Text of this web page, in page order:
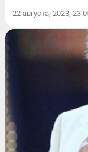
22 августа, 2023,